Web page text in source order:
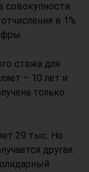
совокупности
в 1%
стажа для
– 10 лет и
только
29 тыс. Но
другая.